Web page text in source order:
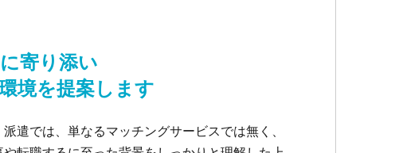
寄り添い
境を提案します
遣では、単なるマッチングサービスでは無く、